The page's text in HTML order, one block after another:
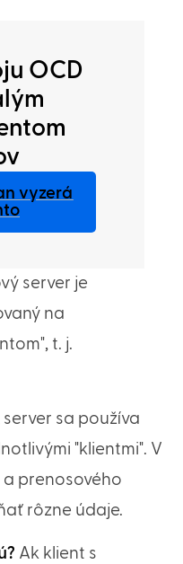
OCD
vyzerá
server je
na
t. j.
sa používa
"klientmi". V
prenosového
rôzne údaje.
Ak klient s